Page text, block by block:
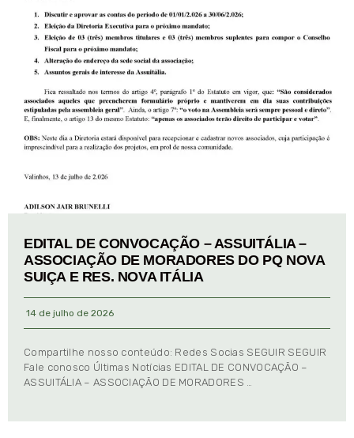
EDITAL DE CONVOCAÇÃO – ASSUITÁLIA –
ASSOCIAÇÃO DE MORADORES DO PQ NOVA
SUIÇA E RES. NOVA ITÁLIA
14 de julho de 2026
Compartilhe nosso conteúdo: Redes Socias SEGUIR SEGUIR
Fale conosco Últimas Notícias EDITAL DE CONVOCAÇÃO –
ASSUITÁLIA – ASSOCIAÇÃO DE MORADORES …